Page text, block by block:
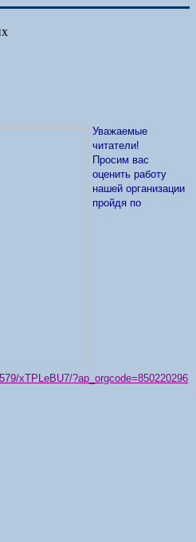
Уважаемые
читатели!
Просим вас
оценить работу
нашей организации
пройдя по
xTPLeBU7/?ap_orgcode=850220296